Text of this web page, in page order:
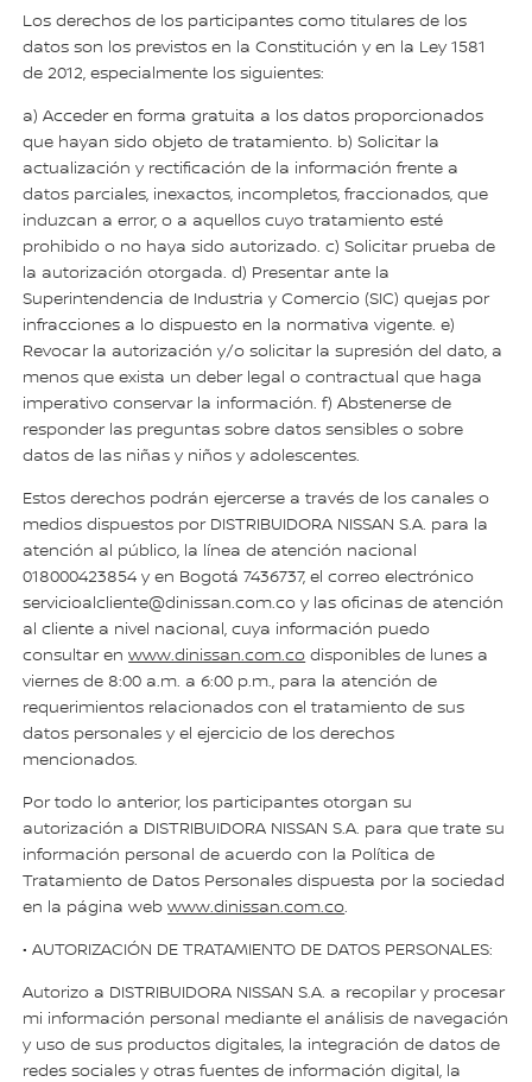
Los derechos de los participantes como titulares de los
datos son los previstos en la Constitución y en la Ley 1581
de 2012, especialmente los siguientes:
a) Acceder en forma gratuita a los datos proporcionados
que hayan sido objeto de tratamiento. b) Solicitar la
actualización y rectificación de la información frente a
datos parciales, inexactos, incompletos, fraccionados, que
induzcan a error, o a aquellos cuyo tratamiento esté
prohibido o no haya sido autorizado. c) Solicitar prueba de
la autorización otorgada. d) Presentar ante la
Superintendencia de Industria y Comercio (SIC) quejas por
infracciones a lo dispuesto en la normativa vigente. e)
Revocar la autorización y/o solicitar la supresión del dato, a
menos que exista un deber legal o contractual que haga
imperativo conservar la información. f) Abstenerse de
responder las preguntas sobre datos sensibles o sobre
datos de las niñas y niños y adolescentes.
Estos derechos podrán ejercerse a través de los canales o
medios dispuestos por DISTRIBUIDORA NISSAN S.A. para la
atención al público, la línea de atención nacional
018000423854 y en Bogotá 7436737, el correo electrónico
servicioalcliente@dinissan.com.co y las oficinas de atención
al cliente a nivel nacional, cuya información puedo
consultar enwww.dinissan.com.co disponibles de lunes a
viernes de 8:00 a.m. a 6:00 p.m., para la atención de
requerimientos relacionados con el tratamiento de sus
datos personales y el ejercicio de los derechos
mencionados.
Por todo lo anterior, los participantes otorgan su
autorización a DISTRIBUIDORA NISSAN S.A. para que trate su
información personal de acuerdo con la Política de
Tratamiento de Datos Personales dispuesta por la sociedad
en la página webwww.dinissan.com.co.
• AUTORIZACIÓN DE TRATAMIENTO DE DATOS PERSONALES:
Autorizo a DISTRIBUIDORA NISSAN S.A. a recopilar y procesar
mi información personal mediante el análisis de navegación
y uso de sus productos digitales, la integración de datos de
redes sociales y otras fuentes de información digital, la